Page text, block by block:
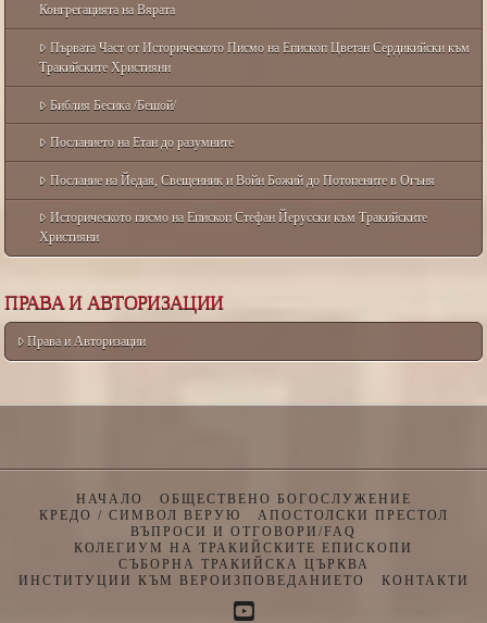
Конгрегацията на Вярата
Първата Част от Историческото Писмо на Епископ Цветан Сердикийски към
Тракийските Християни
Библия Бесика /Бешой/
Посланието на Етан до разумните
Послание на Йедая, Свещенник и Войн Божий до Потопените в Огъня
Историческото писмо на Епископ Стефан Йерусски към Тракийските
Християни
ПРАВА И АВТОРИЗАЦИИ
Права и Авторизации
НАЧАЛО
ОБЩЕСТВЕНО БОГОСЛУЖЕНИЕ
КРЕДО / СИМВОЛ ВЕРУЮ
АПОСТОЛСКИ ПРЕСТОЛ
ВЪПРОСИ И ОТГОВОРИ/FAQ
КОЛЕГИУМ НА ТРАКИЙСКИТЕ ЕПИСКОПИ
СЪБОРНА ТРАКИЙСКА ЦЪРКВА
ИНСТИТУЦИИ КЪМ ВЕРОИЗПОВЕДАНИЕТО
КОНТАКТИ